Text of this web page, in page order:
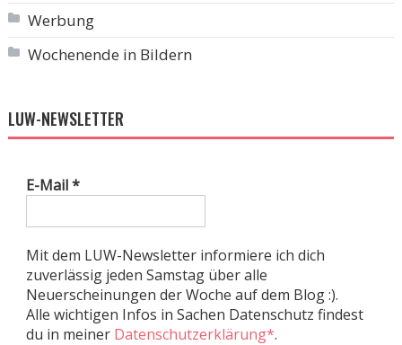
Werbung
Wochenende in Bildern
LUW-NEWSLETTER
E-Mail*
Mit dem LUW-Newsletter informiere ich dich
zuverlässig jeden Samstag über alle
Neuerscheinungen der Woche auf dem Blog :).
Alle wichtigen Infos in Sachen Datenschutz findest
du in meiner Datenschutzerklärung*.